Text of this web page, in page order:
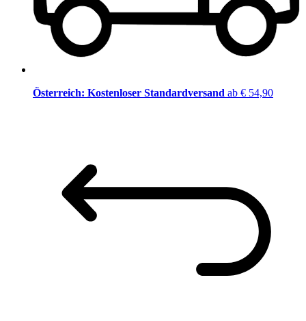
Österreich: Kostenloser Standardversand ab € 54,90